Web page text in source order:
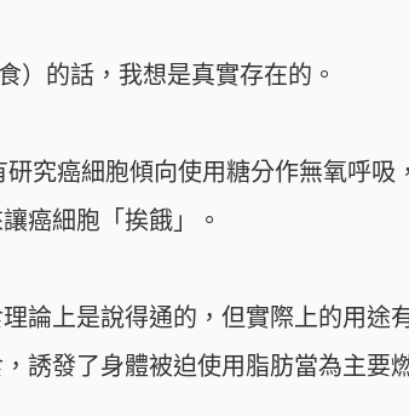
）的話，我想是真實存在的。
究癌細胞傾向使用糖分作無氧呼
癌細胞「挨餓」。
論上是說得通的，但實際上的用途
誘發了身體被迫使用脂肪當為主